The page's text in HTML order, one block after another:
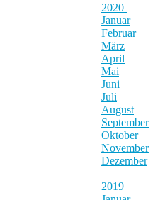
2020
Januar
Februar
März
April
Mai
Juni
Juli
August
September
Oktober
November
Dezember
2019